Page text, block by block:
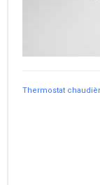
Thermostat